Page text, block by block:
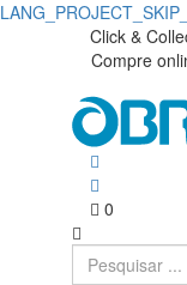
Click &
Compre
0